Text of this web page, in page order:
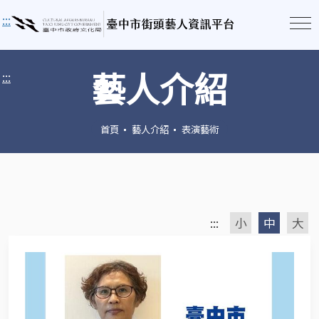
:::
::: 藝人介紹
首頁 藝人介紹 表演藝術
::: 小 中 大